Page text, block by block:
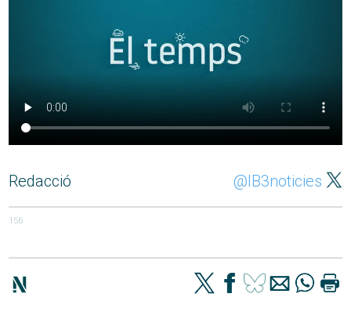
Redacció @IB3noticies
156